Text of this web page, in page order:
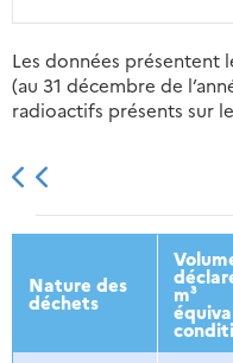
Les données présentent
(au 31 décembre de
radioactifs présents sur
2013
Nature des
déchets m³